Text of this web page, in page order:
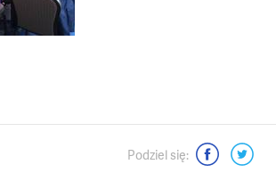
Podziel się: